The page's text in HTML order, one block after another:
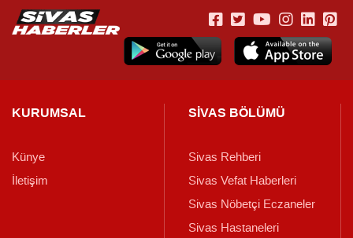
KURUMSAL
Künye
İletişim
SİVAS BÖLÜMÜ
Sivas Rehberi
Sivas Vefat Haberleri
Sivas Nöbetçi Eczaneler
Sivas Hastaneleri